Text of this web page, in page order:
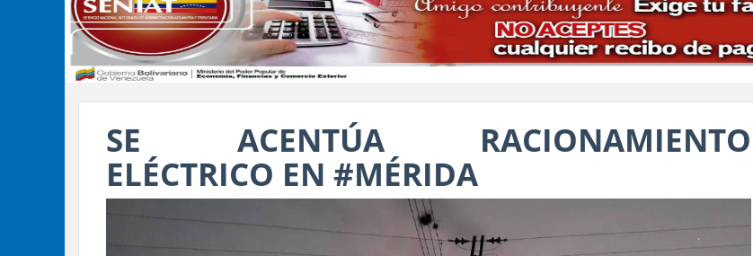
SE ACENTÚA RACIONAMIENTO
ELÉCTRICO EN #MÉRIDA